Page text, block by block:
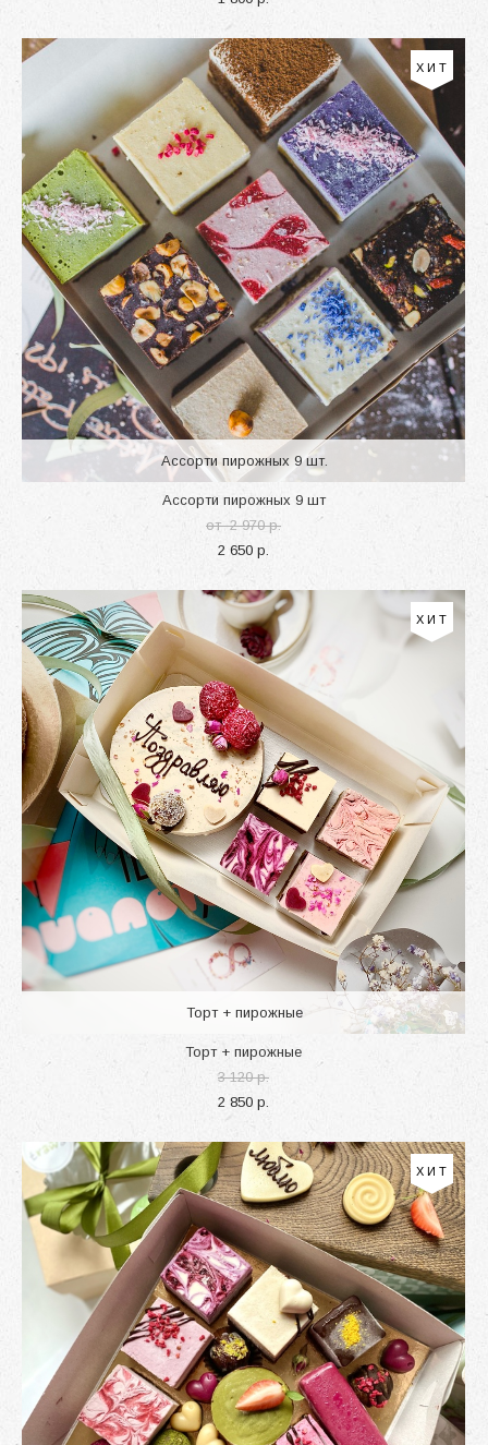
ХИТ
Ассорти пирожных 9 шт.
Ассорти пирожных 9 шт
от 2 970 p.
2 650 p.
ХИТ
Торт + пирожные
Торт + пирожные
3 120 p.
2 850 p.
ХИТ